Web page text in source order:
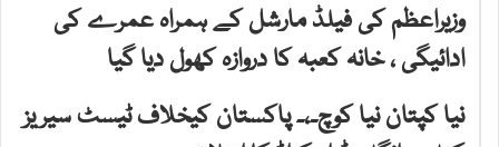
وزیراعظم کی فیلڈ مارشل کے ہمراہ عمرے کی
ادائیگی ، خانہ کعبہ کا دروازہ کھول دیا گیا
نیا کپتان نیا کوچ۔،۔ پاکستان کیخلاف ٹیسٹ سیریز